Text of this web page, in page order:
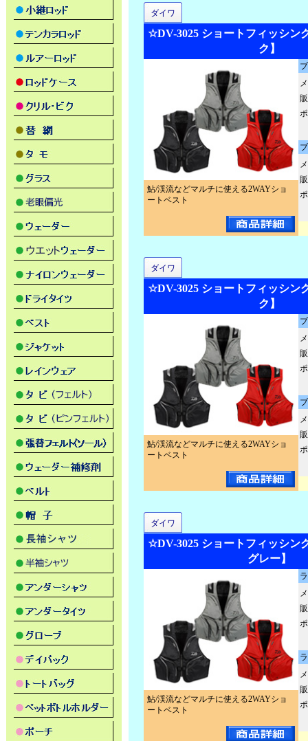
ダイワ
☆DV-3025 ショートフィッシン
ク】
鮎/渓流などマルチに使える2WAYショ
ートベスト
ダイワ
☆DV-3025 ショートフィッシン
ク】
鮎/渓流などマルチに使える2WAYショ
ートベスト
ダイワ
☆DV-3025 ショートフィッシン
グレー】
鮎/渓流などマルチに使える2WAYショ
ートベスト